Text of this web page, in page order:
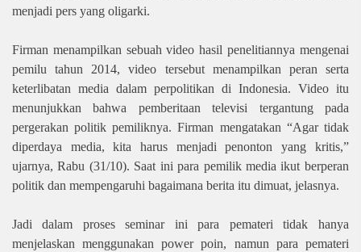
menjadi pers yang oligarki.
Firman menampilkan sebuah video hasil penelitiannya mengenai
pemilu tahun 2014, video tersebut menampilkan peran serta
keterlibatan media dalam perpolitikan di Indonesia. Video itu
menunjukkan bahwa pemberitaan televisi tergantung pada
pergerakan politik pemiliknya. Firman mengatakan “Agar tidak
diperdaya media, kita harus menjadi penonton yang kritis,”
ujarnya, Rabu (31/10). Saat ini para pemilik media ikut berperan
politik dan mempengaruhi bagaimana berita itu dimuat, jelasnya.
Jadi dalam proses seminar ini para pemateri tidak hanya
menjelaskan menggunakan power poin, namun para pemateri